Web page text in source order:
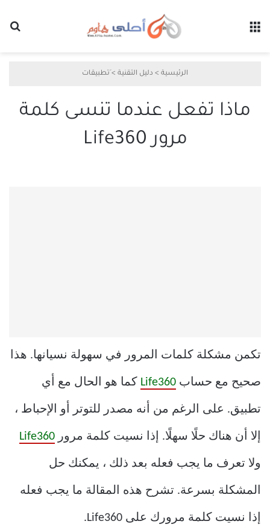
الرئيسية > دليل التقنية > َتطبيقات
ماذا تفعل عندما تنسى كلمة
مرور Life360
تكمن مشكلة كلمات المرور في سهولة نسيانها. هذا
صحيح مع حساب Life360 كما هو الحال مع أي
تطبيق. على الرغم من أنه مصدر للتوتر أو الإحباط ،
إلا أن هناك حلًا سهلًا. إذا نسيت كلمة مرور Life360
ولا تعرف ما يجب فعله بعد ذلك ، يمكنك حل
المشكلة بسرعة. تشرح هذه المقالة ما يجب فعله
إذا نسيت كلمة مرورك على Life360.